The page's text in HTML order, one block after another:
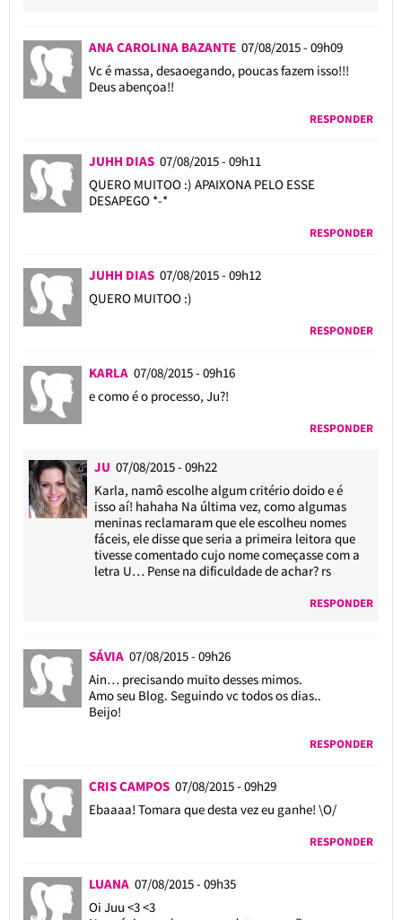
ANA CAROLINA BAZANTE 07/08/2015 - 09h09
Vc é massa, desaoegando, poucas fazem isso!!!
Deus abençoa!!
RESPONDER
JUHH DIAS 07/08/2015 - 09h11
QUERO MUITOO :) APAIXONA PELO ESSE
DESAPEGO *-*
RESPONDER
JUHH DIAS 07/08/2015 - 09h12
QUERO MUITOO :)
RESPONDER
KARLA 07/08/2015 - 09h16
e como é o processo, Ju?!
RESPONDER
JU 07/08/2015 - 09h22
Karla, namô escolhe algum critério doido e é
isso aí! hahaha Na última vez, como algumas
meninas reclamaram que ele escolheu nomes
fáceis, ele disse que seria a primeira leitora que
tivesse comentado cujo nome começasse com a
letra U… Pense na dificuldade de achar? rs
RESPONDER
SÁVIA 07/08/2015 - 09h26
Ain… precisando muito desses mimos.
Amo seu Blog. Seguindo vc todos os dias..
Beijo!
RESPONDER
CRIS CAMPOS 07/08/2015 - 09h29
Ebaaaa! Tomara que desta vez eu ganhe! \O/
RESPONDER
LUANA 07/08/2015 - 09h35
Oi Juu <3 <3